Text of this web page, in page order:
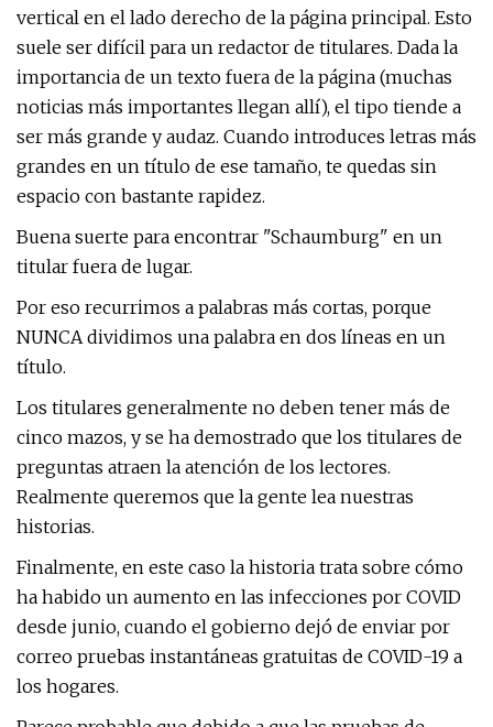
vertical en el lado derecho de la página principal. Esto
suele ser difícil para un redactor de titulares. Dada la
importancia de un texto fuera de la página (muchas
noticias más importantes llegan allí), el tipo tiende a
ser más grande y audaz. Cuando introduces letras más
grandes en un título de ese tamaño, te quedas sin
espacio con bastante rapidez.
Buena suerte para encontrar "Schaumburg" en un
titular fuera de lugar.
Por eso recurrimos a palabras más cortas, porque
NUNCA dividimos una palabra en dos líneas en un
título.
Los titulares generalmente no deben tener más de
cinco mazos, y se ha demostrado que los titulares de
preguntas atraen la atención de los lectores.
Realmente queremos que la gente lea nuestras
historias.
Finalmente, en este caso la historia trata sobre cómo
ha habido un aumento en las infecciones por COVID
desde junio, cuando el gobierno dejó de enviar por
correo pruebas instantáneas gratuitas de COVID-19 a
los hogares.